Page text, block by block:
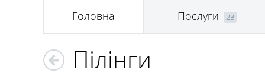
Головна Послуги 23
Пілінги